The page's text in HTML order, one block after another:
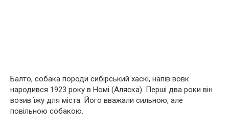
Балто, собака породи сибірський хаскі, напів вовк
народився 1923 року в Номі (Аляска). Перші два роки він
возив їжу для міста. Його вважали сильною, але
повільною собакою.